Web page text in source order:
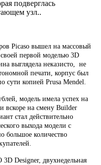
подверглась
узл..
Picaso вышел на массовый
первой моделью 3D
выглядела неказисто, не
печати, корпус был
сути копией Prusa Mendel.
модель имела успех на
вскоре на смену Builder
стал действительно
выхода модели с
большое количество
3D Designer, двухнедельная